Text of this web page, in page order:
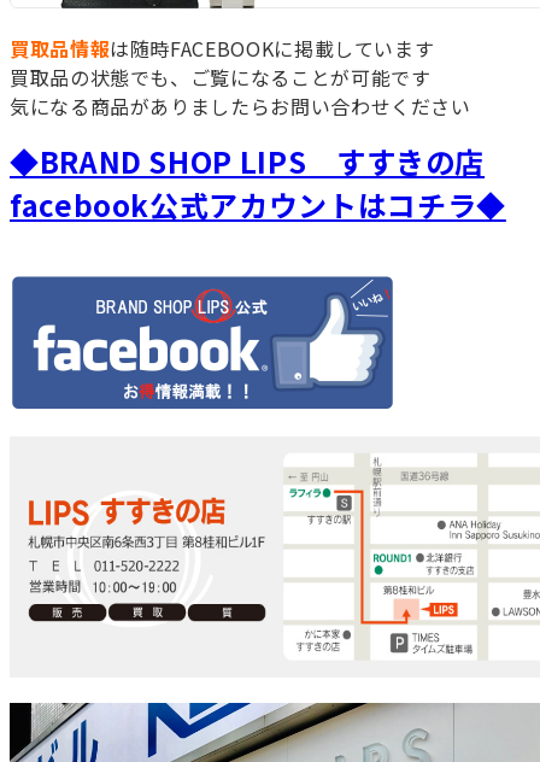
買取品情報は随時FACEBOOKに掲載しています
買取品の状態でも、ご覧になることが可能です
気になる商品がありましたらお問い合わせください
◆BRAND SHOP LIPS すすきの店
facebook公式アカウントはコチラ◆